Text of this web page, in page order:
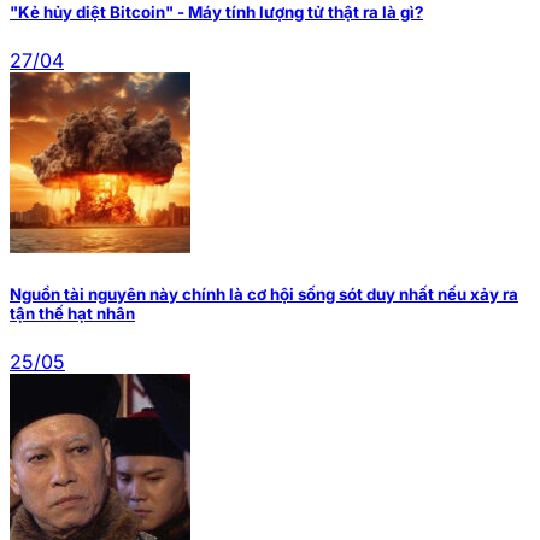
"Kẻ hủy diệt Bitcoin" - Máy tính lượng tử thật ra là gì?
27/04
Nguồn tài nguyên này chính là cơ hội sống sót duy nhất nếu xảy ra
tận thế hạt nhân
25/05